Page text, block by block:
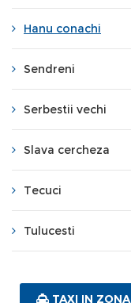
Hanu conachi
Sendreni
Serbestii vechi
Slava cercheza
Tecuci
Tulucesti
TAXI IN ZONA